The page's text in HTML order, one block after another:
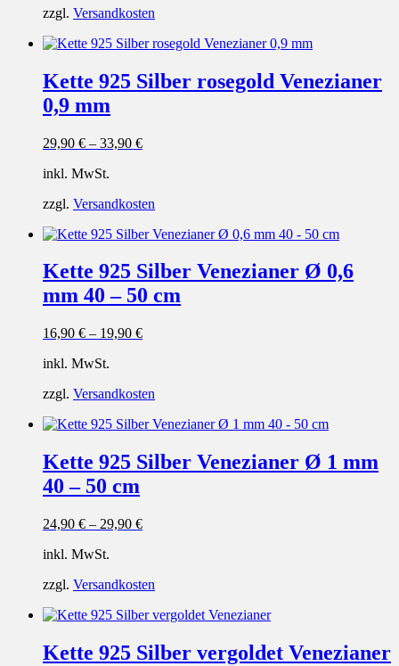
zzgl. Versandkosten
Kette 925 Silber rosegold Venezianer
0,9 mm
29,90 € – 33,90 €
inkl. MwSt.
zzgl. Versandkosten
Kette 925 Silber Venezianer Ø 0,6
mm 40 – 50 cm
16,90 € – 19,90 €
inkl. MwSt.
zzgl. Versandkosten
Kette 925 Silber Venezianer Ø 1 mm
40 – 50 cm
24,90 € – 29,90 €
inkl. MwSt.
zzgl. Versandkosten
Kette 925 Silber vergoldet Venezianer